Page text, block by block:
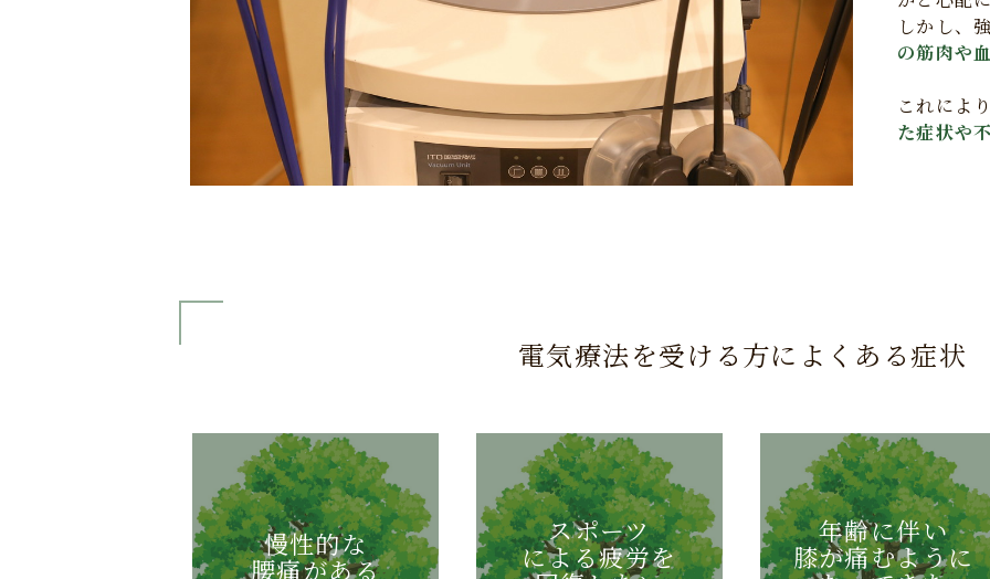
しかし、
の筋肉や
これによ
た症状や
電気療法を受ける方によくある症状
慢性的な
腰痛がある
スポーツ
による疲労を
年齢に伴い
膝が痛むように